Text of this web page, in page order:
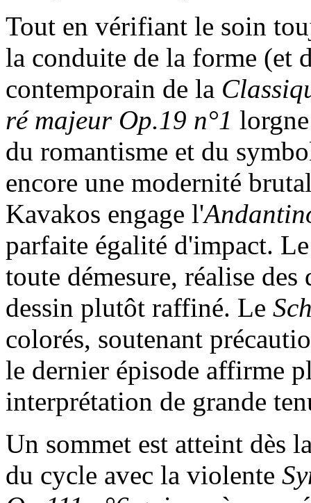
Tout en vérifiant le soin
la conduite de la forme (et
contemporain de la
ré majeur Op.19 n°1
du romantisme et du
encore une modernité
Kavakos engage l'
parfaite égalité d'impact.
toute démesure, réalise
dessin plutôt raffiné. Le
colorés, soutenant
le dernier épisode affirme
interprétation de grande
Un sommet est atteint dès
du cycle avec la violente